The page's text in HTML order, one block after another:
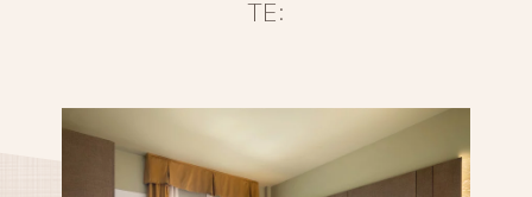
TE: